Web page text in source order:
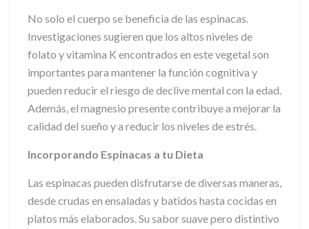
No solo el cuerpo se beneficia de las espinacas.
Investigaciones sugieren que los altos niveles de
folato y vitamina K encontrados en este vegetal son
importantes para mantener la función cognitiva y
pueden reducir el riesgo de declive mental con la edad.
Además, el magnesio presente contribuye a mejorar la
calidad del sueño y a reducir los niveles de estrés.
Incorporando Espinacas a tu Dieta
Las espinacas pueden disfrutarse de diversas maneras,
desde crudas en ensaladas y batidos hasta cocidas en
platos más elaborados. Su sabor suave pero distintivo